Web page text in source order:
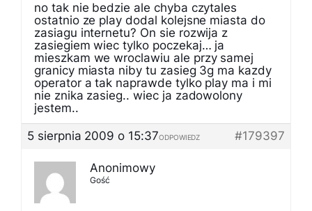
no tak nie bedzie ale chyba czytales
ostatnio ze play dodal kolejsne miasta do
zasiagu internetu? On sie rozwija z
zasiegiem wiec tylko poczekaj… ja
mieszkam we wroclawiu ale przy samej
granicy miasta niby tu zasieg 3g ma kazdy
operator a tak naprawde tylko play ma i mi
nie znika zasieg.. wiec ja zadowolony
jestem..
5 sierpnia 2009 o 15:37
#179397
ODPOWIEDZ
Anonimowy
Gość